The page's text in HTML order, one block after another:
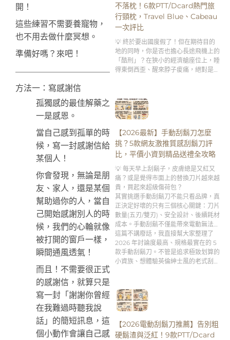
開！
這些練習不需要養寵物，
也不用去做什麼冥想。
準備好嗎？來吧！
方法一：寫感謝信
孤獨感的最佳解藥之
一是感恩。
當自己感到孤單的時
候，寫一封感謝信給
某個人！
你會發現，無論是朋
友、家人，還是某個
幫助過你的人，當自
己開始感謝別人的時
候，我們的心輪就像
被打開的窗戶一樣，
瞬間通風透氣！
而且！不需要很正式
的感謝信，就算只是
寫一封「謝謝你曾經
在我難過時聽我說
話」的簡短訊息，這
個小動作會讓自己感
不落枕！6款PTT/Dcard熱門旅
行頸枕，Travel Blue、Cabeau
一次評比
💡 終於要出國度假了！但在期待目的
地的同時，你是否也擔心長途飛機上的
「酷刑」？在狹小的經濟艙座位上，睡
得東倒西歪、醒來脖子痠痛，絕對是破
【2026最新】手動刮鬍刀怎麼
挑？5款網友激推質感刮鬍刀評
比，平價小資到精品送禮全攻略
💡 每天早上刮鬍子，皮膚總是又紅又
痛？或是覺得市面上的替換刀片越來越
貴，買起來超級傷荷包？
其實挑選手動刮鬍刀不能只看品牌，真
正決定好壞的只有三個核心關鍵：刀片
數量(五刃/雙刃)、安全設計、後續耗材
成本。手動刮鬍不僅能帶來電動無法比
擬的「極致貼合刮淨度」，更是男人專
屬的「早晨理容儀式感」。
這篇不講廢話，我直接幫大家整理了
2026 年討論度最高、規格最實在的 5
款手動刮鬍刀。不管是追求極致划算的
小資族、想體驗英倫紳士風的老式刮鬍
雷！👇
【2026電動刮鬍刀推薦】告別粗
硬鬍渣與泛紅！9款PTT/Dcard